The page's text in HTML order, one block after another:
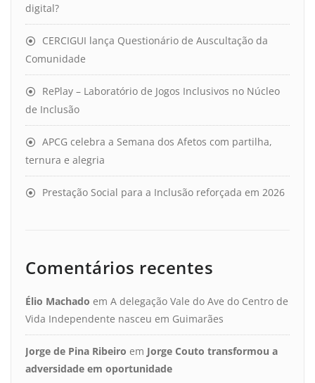
digital?
CERCIGUI lança Questionário de Auscultação da
Comunidade
RePlay – Laboratório de Jogos Inclusivos no Núcleo
de Inclusão
APCG celebra a Semana dos Afetos com partilha,
ternura e alegria
Prestação Social para a Inclusão reforçada em 2026
Comentários recentes
Élio Machado em A delegação Vale do Ave do Centro de
Vida Independente nasceu em Guimarães
Jorge de Pina Ribeiro em Jorge Couto transformou a
adversidade em oportunidade